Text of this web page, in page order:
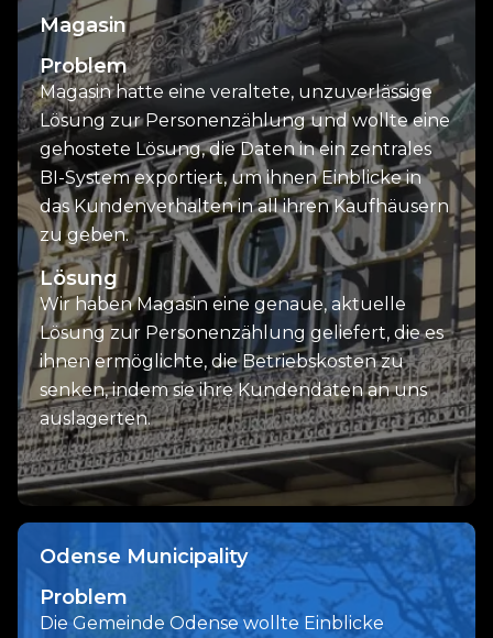
Magasin
Problem
Magasin hatte eine veraltete, unzuverlässige
Lösung zur Personenzählung und wollte eine
gehostete Lösung, die Daten in ein zentrales
BI-System exportiert, um ihnen Einblicke in
das Kundenverhalten in all ihren Kaufhäusern
zu geben.
Lösung
Wir haben Magasin eine genaue, aktuelle
Lösung zur Personenzählung geliefert, die es
ihnen ermöglichte, die Betriebskosten zu
senken, indem sie ihre Kundendaten an uns
auslagerten.
Odense Municipality
Problem
Die Gemeinde Odense wollte Einblicke